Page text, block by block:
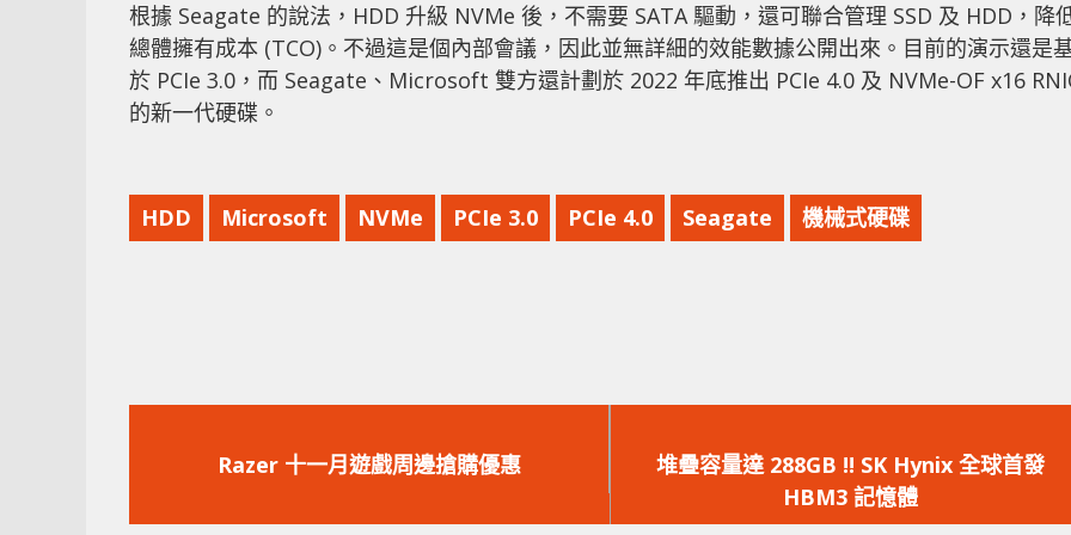
根據 Seagate 的說法，HDD 升級 NVMe 後，不需要 SATA 驅動，還可聯合管理 SSD 及 HDD，降
總體擁有成本 (TCO)。不過這是個內部會議，因此並無詳細的效能數據公開出來。目前的演示還是
於 PCIe 3.0，而 Seagate、Microsoft 雙方還計劃於 2022 年底推出 PCIe 4.0 及 NVMe-OF x16
的新一代硬碟。
HDD Microsoft NVMe PCIe 3.0 PCIe 4.0 Seagate 機械式硬碟
一
文
Razer 十一月遊戲周邊搶購優惠
一
篇
文
堆疊容量達 288GB !! SK Hynix 全球首發
HBM3 記憶體